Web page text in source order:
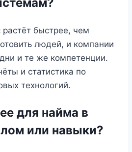
растёт быстрее, чем
людей, и компании
и те же компетенции.
и статистика по
технологий.
для найма в
или навыки?